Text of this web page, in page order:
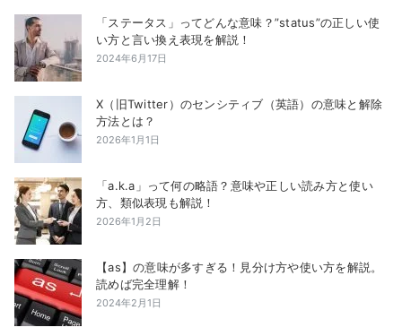
「ステータス」ってどんな意味？”status”の正しい使
い方と言い換え表現を解説！
2024年6月17日
X（旧Twitter）のセンシティブ（英語）の意味と解除
方法とは？
2026年1月1日
「a.k.a」って何の略語？意味や正しい読み方と使い
方、類似表現も解説！
2026年1月2日
【as】の意味が多すぎる！見分け方や使い方を解説。
読めば完全理解！
2024年2月1日